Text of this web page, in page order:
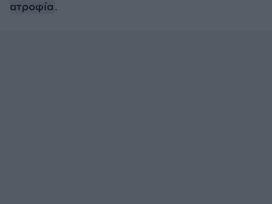
ατροφία.